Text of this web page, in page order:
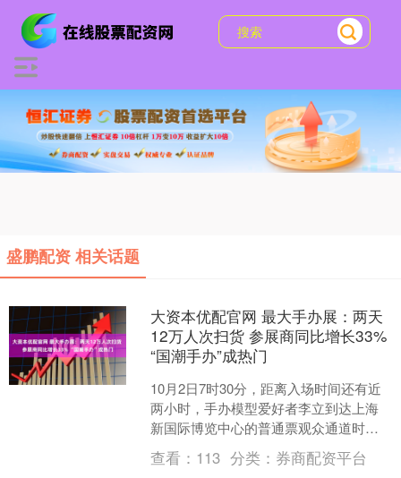
盛鹏配资 相关话题
大资本优配官网 最大手办展：两天
12万人次扫货 参展商同比增长33%
“国潮手办”成热门
10月2日7时30分，距离入场时间还有近
两小时，手办模型爱好者李立到达上海
新国际博览中心的普通票观众通道时，
早已有人守候。这时旁边抢到VIP票的观
众刚准备安检，....
查看： 113 分类： 券商配资平台